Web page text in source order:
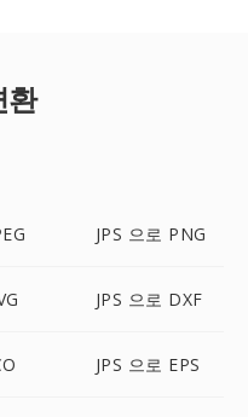
환
JPS 으로 PNG
JPS 으로 DXF
JPS 으로 EPS